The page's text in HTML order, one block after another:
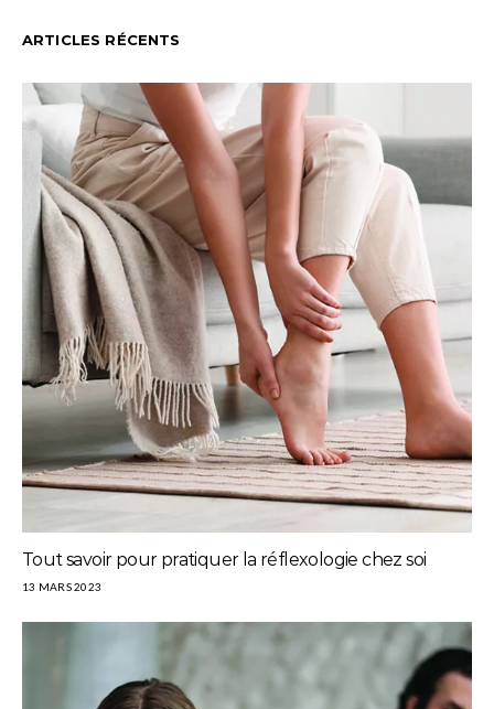
ARTICLES RÉCENTS
Tout savoir pour pratiquer la réflexologie chez soi
13 MARS 2023